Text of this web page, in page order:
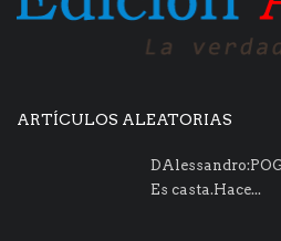
ARTÍCULOS ALEATORIAS
Es casta.Hace...